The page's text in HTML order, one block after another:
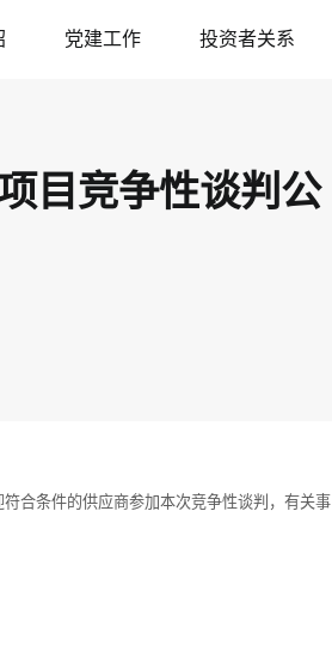
党建工作 投资者关系
目竞争性谈判公
合条件的供应商参加本次竞争性谈判，有关事